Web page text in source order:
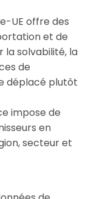
UE offre des
et de
la solvabilité, la
de
déplacé plutôt
impose de
en
secteur et